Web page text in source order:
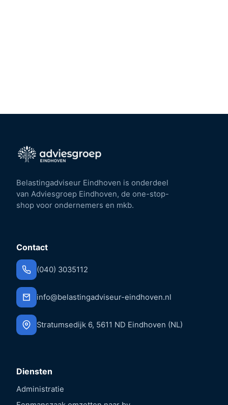
Belastingadviseur Eindhoven is onderdeel
van Adviesgroep Eindhoven, de one-stop-
shop voor ondernemers en mkb.
Contact
(040) 3035112
info@belastingadviseur-eindhoven.nl
Stratumsedijk 6, 5611 ND Eindhoven (NL)
Diensten
Administratie